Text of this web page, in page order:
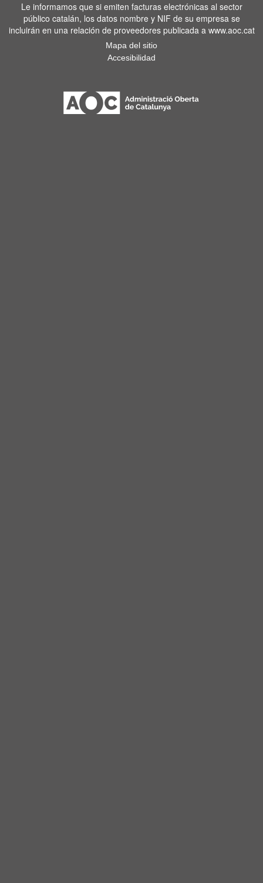
Le informamos que si emiten facturas electrónicas al sector
público catalán, los datos nombre y NIF de su empresa se
incluirán en una relación de proveedores publicada a www.aoc.cat
Mapa del sitio
Accesibilidad